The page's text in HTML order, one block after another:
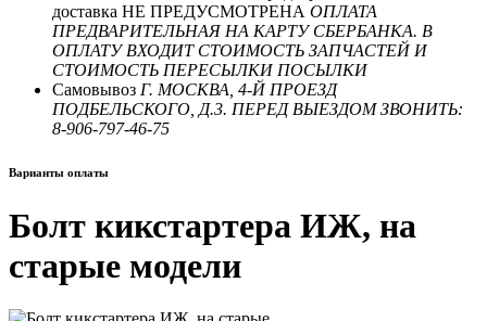
доставка НЕ ПРЕДУСМОТРЕНА ОПЛАТА
ПРЕДВАРИТЕЛЬНАЯ НА КАРТУ СБЕРБАНКА. В
ОПЛАТУ ВХОДИТ СТОИМОСТЬ ЗАПЧАСТЕЙ И
СТОИМОСТЬ ПЕРЕСЫЛКИ ПОСЫЛКИ
Самовывоз Г. МОСКВА, 4-Й ПРОЕЗД
ПОДБЕЛЬСКОГО, Д.3. ПЕРЕД ВЫЕЗДОМ ЗВОНИТЬ:
8-906-797-46-75
Варианты оплаты
Болт кикстартера ИЖ, на
старые модели